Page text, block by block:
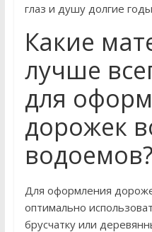
глаз и душу долгие
Какие
лучше
для
дорожек
водоемов?
Для оформления
оптимально
брусчатку или